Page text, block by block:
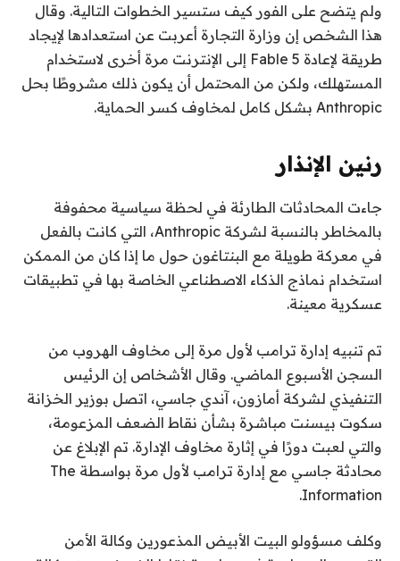
ولم يتضح على الفور كيف ستسير الخطوات التالية. وقال
هذا الشخص إن وزارة التجارة أعربت عن استعدادها لإيجاد
طريقة لإعادة Fable 5 إلى الإنترنت مرة أخرى لاستخدام
المستهلك، ولكن من المحتمل أن يكون ذلك مشروطًا بحل
Anthropic بشكل كامل لمخاوف كسر الحماية.
رنين الإنذار
جاءت المحادثات الطارئة في لحظة سياسية محفوفة
بالمخاطر بالنسبة لشركة Anthropic، التي كانت بالفعل
في معركة طويلة مع البنتاغون حول ما إذا كان من الممكن
استخدام نماذج الذكاء الاصطناعي الخاصة بها في تطبيقات
عسكرية معينة.
تم تنبيه إدارة ترامب لأول مرة إلى مخاوف الهروب من
السجن الأسبوع الماضي. وقال الأشخاص إن الرئيس
التنفيذي لشركة أمازون، آندي جاسي، اتصل بوزير الخزانة
سكوت بيسنت مباشرة بشأن نقاط الضعف المزعومة،
والتي لعبت دورًا في إثارة مخاوف الإدارة. تم الإبلاغ عن
محادثة جاسي مع إدارة ترامب لأول مرة بواسطة The
Information.
وكلف مسؤولو البيت الأبيض المذعورين وكالة الأمن